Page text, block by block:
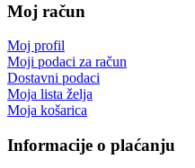
Moj račun
Moj profil
Moji podaci za račun
Dostavni podaci
Moja lista želja
Moja košarica
Informacije o plaćanju